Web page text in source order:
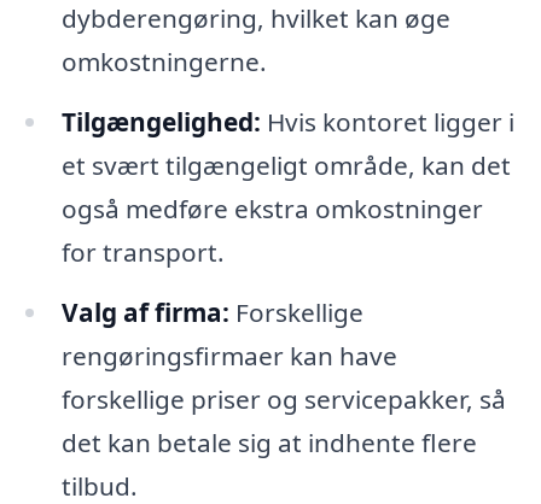
dybderengøring, hvilket kan øge
omkostningerne.
Tilgængelighed: Hvis kontoret ligger i
et svært tilgængeligt område, kan det
også medføre ekstra omkostninger
for transport.
Valg af firma: Forskellige
rengøringsfirmaer kan have
forskellige priser og servicepakker, så
det kan betale sig at indhente flere
tilbud.